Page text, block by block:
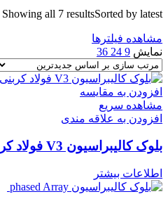
Showing all 7 resultsSorted by latest
مشاهده فیلترها
نمایش 9
24
36
افزودن به مقایسه
مشاهده سریع
افزودن به علاقه مندی
بلوک کالیبراسیون V3 فولاد کربنی
اطلاعات بیشتر